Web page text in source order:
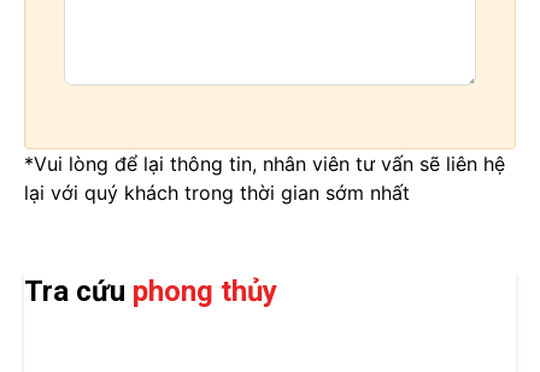
*Vui lòng để lại thông tin, nhân viên tư vấn sẽ liên hệ
lại với quý khách trong thời gian sớm nhất
Tra cứu phong thủy